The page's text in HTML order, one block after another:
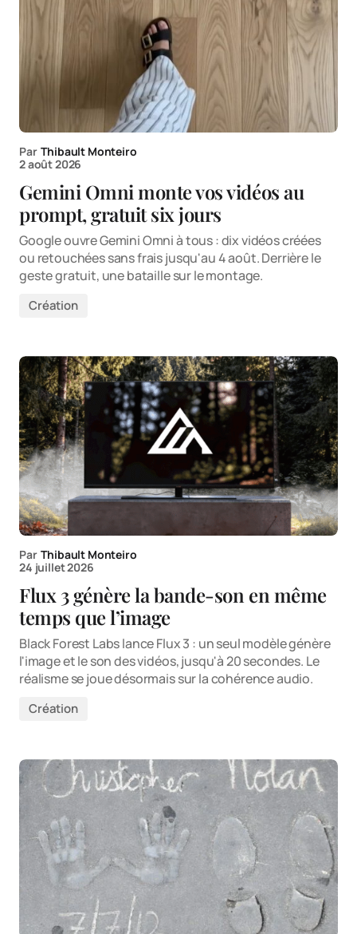
Par Thibault Monteiro
2 août 2026
Gemini Omni monte vos vidéos au
prompt, gratuit six jours
Google ouvre Gemini Omni à tous : dix vidéos créées
ou retouchées sans frais jusqu'au 4 août. Derrière le
geste gratuit, une bataille sur le montage.
Création
Par Thibault Monteiro
24 juillet 2026
Flux 3 génère la bande-son en même
temps que l’image
Black Forest Labs lance Flux 3 : un seul modèle génère
l'image et le son des vidéos, jusqu'à 20 secondes. Le
réalisme se joue désormais sur la cohérence audio.
Création